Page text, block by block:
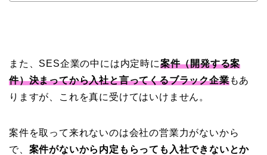
また、SES企業の中には内定時に案件（開発する案
件）決まってから入社と言ってくるブラック企業もあ
りますが、これを真に受けてはいけません。
案件を取って来れないのは会社の営業力がないから
で、 案件がないから内定もらっても入社できないとか